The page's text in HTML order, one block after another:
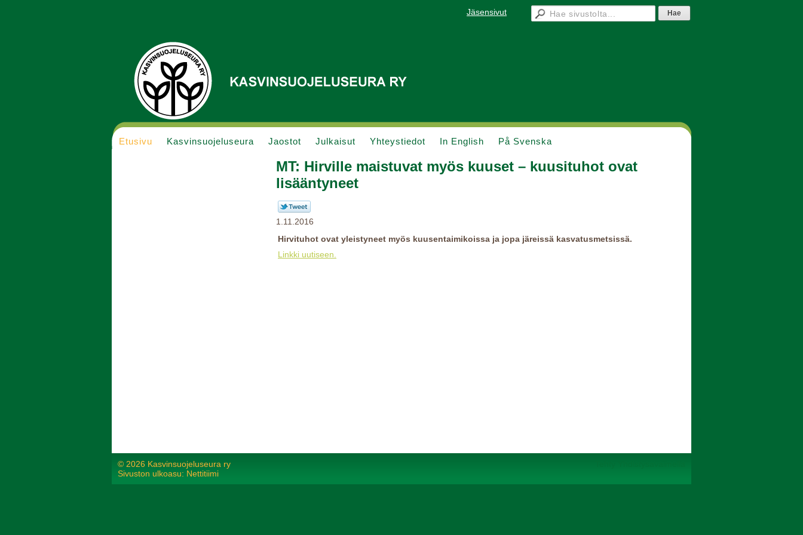
Jäsensivut
Etusivu Kasvinsuojeluseura Jaostot Julkaisut Yhteystiedot In English På Svenska
MT: Hirville maistuvat myös kuuset – kuusituhot ovat
lisääntyneet
1.11.2016
Hirvituhot ovat yleistyneet myös kuusentaimikoissa ja jopa järeissä kasvatusmetsissä.
Linkki uutiseen.
© 2026 Kasvinsuojeluseura ry
Sivuston ulkoasu: Nettitiimi